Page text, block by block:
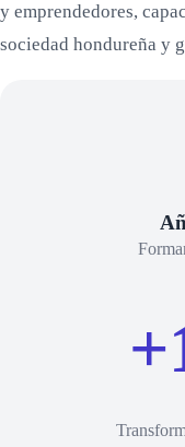
y emprendedores,
sociedad hondureña y